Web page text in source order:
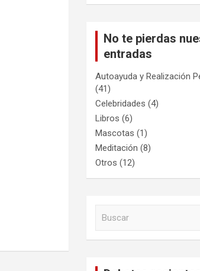
No te pierdas
entradas
Autoayuda y Realización
(41)
Celebridades (4)
Libros (6)
Mascotas (1)
Meditación (8)
Otros (12)